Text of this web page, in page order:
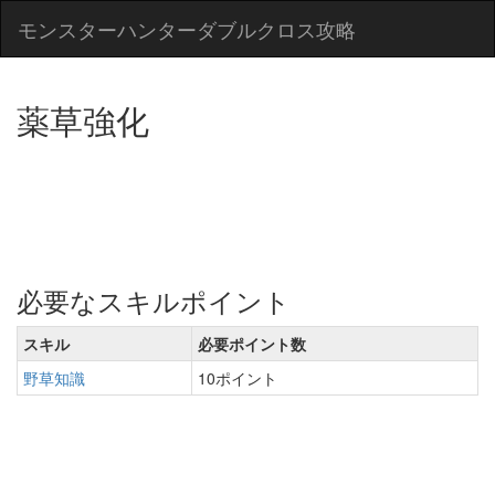
モンスターハンターダブルクロス攻略
薬草強化
必要なスキルポイント
スキル
必要ポイント数
野草知識
10ポイント